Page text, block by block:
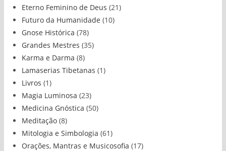
Eterno Feminino de Deus (21)
Futuro da Humanidade (10)
Gnose Histórica (78)
Grandes Mestres (35)
Karma e Darma (8)
Lamaserias Tibetanas (1)
Livros (1)
Magia Luminosa (23)
Medicina Gnóstica (50)
Meditação (8)
Mitologia e Simbologia (61)
Orações, Mantras e Musicosofia (17)